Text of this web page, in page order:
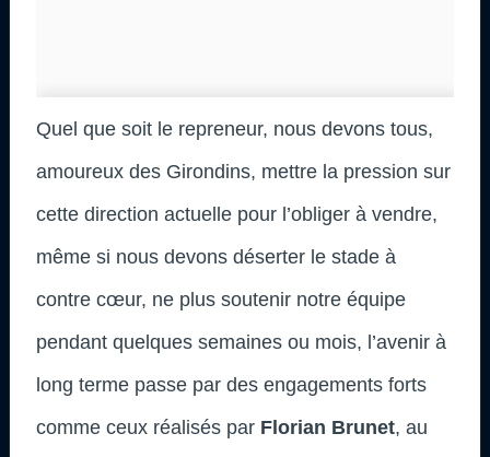
Quel que soit le repreneur, nous devons tous,
amoureux des Girondins, mettre la pression sur
cette direction actuelle pour l’obliger à vendre,
même si nous devons déserter le stade à
contre cœur, ne plus soutenir notre équipe
pendant quelques semaines ou mois, l’avenir à
long terme passe par des engagements forts
comme ceux réalisés par Florian Brunet, au